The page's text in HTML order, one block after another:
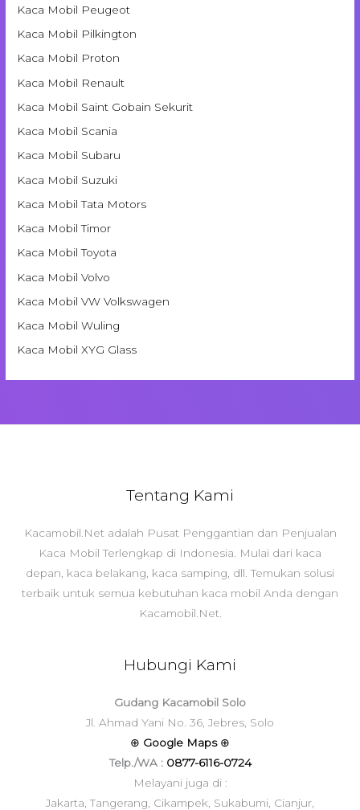
Kaca Mobil Peugeot
Kaca Mobil Pilkington
Kaca Mobil Proton
Kaca Mobil Renault
Kaca Mobil Saint Gobain Sekurit
Kaca Mobil Scania
Kaca Mobil Subaru
Kaca Mobil Suzuki
Kaca Mobil Tata Motors
Kaca Mobil Timor
Kaca Mobil Toyota
Kaca Mobil Volvo
Kaca Mobil VW Volkswagen
Kaca Mobil Wuling
Kaca Mobil XYG Glass
Tentang Kami
Kacamobil.Net adalah Pusat Penggantian dan Penjualan
Kaca Mobil Terlengkap di Indonesia. Mulai dari kaca
depan, kaca belakang, kaca samping, dll. Temukan solusi
terbaik untuk semua kebutuhan kaca mobil Anda dengan
Kacamobil.Net.
Hubungi Kami
Gudang Kacamobil Solo
Jl. Ahmad Yani No. 36, Jebres, Solo
⊕ Google Maps ⊕
Telp./WA : 0877-6116-0724
Melayani juga di :
Jakarta, Tangerang, Cikampek, Sukabumi, Cianjur,